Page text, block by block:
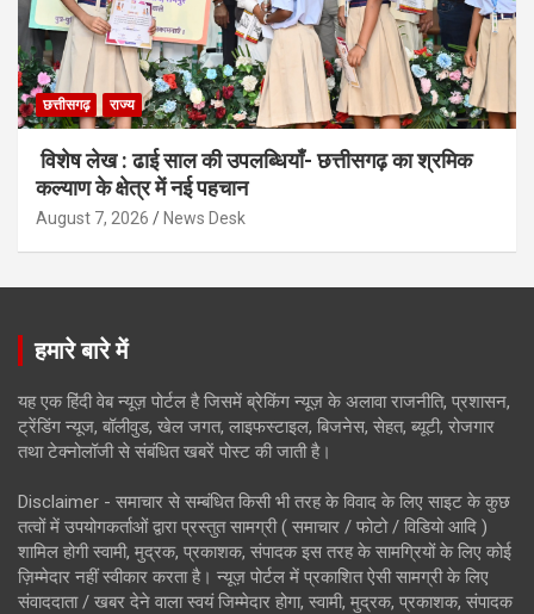
छत्तीसगढ़ राज्य
विशेष लेख : ढाई साल की उपलब्धियाँ- छत्तीसगढ़ का श्रमिक
कल्याण के क्षेत्र में नई पहचान
August 7, 2026 News Desk
हमारे बारे में
यह एक हिंदी वेब न्यूज़ पोर्टल है जिसमें ब्रेकिंग न्यूज़ के अलावा राजनीति, प्रशासन,
ट्रेंडिंग न्यूज, बॉलीवुड, खेल जगत, लाइफस्टाइल, बिजनेस, सेहत, ब्यूटी, रोजगार
तथा टेक्नोलॉजी से संबंधित खबरें पोस्ट की जाती है।
Disclaimer - समाचार से सम्बंधित किसी भी तरह के विवाद के लिए साइट के कुछ
तत्वों में उपयोगकर्ताओं द्वारा प्रस्तुत सामग्री ( समाचार / फोटो / विडियो आदि )
शामिल होगी स्वामी, मुद्रक, प्रकाशक, संपादक इस तरह के सामग्रियों के लिए कोई
ज़िम्मेदार नहीं स्वीकार करता है। न्यूज़ पोर्टल में प्रकाशित ऐसी सामग्री के लिए
संवाददाता / खबर देने वाला स्वयं जिम्मेदार होगा, स्वामी, मुद्रक, प्रकाशक, संपादक